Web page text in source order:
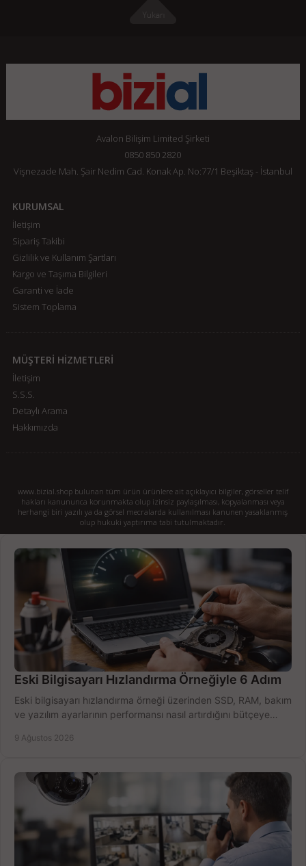
Avalon Bilişim Limited Şirketi
0850 850 2820
Vişnezade Mah. Şair Nedim Cad. Konak Ap. No:77/1 Beşiktaş - İstanbul
KURUMSAL
İletişim
Sipariş Takibi
Gizlilik ve Kullanım Şartları
Kargo ve Taşıma Bilgileri
Garanti ve İade
Sistem Toplama
MÜŞTERİ HİZMETLERİ
İletişim
S.S.S.
Detaylı Arama
Hakkımızda
www.bizial.shop bulunan tüm ürün ürünlere ait açıklayıcı bilgiler, görseller telif
hakları kanununca korunmakta olup izinsiz paylaşılması, kopyalanması veya
herhangi biri yazılı ya da görsel mecralarda kullanılması kanunen yasaklanmış
olup hukuki yaptırıma tabi tutulmaktadır.
Eski Bilgisayarı Hızlandırma Örneğiyle 6 Adım
Eski bilgisayarı hızlandırma örneği üzerinden SSD, RAM, bakım
ve yazılım ayarlarının performansı nasıl artırdığını bütçeye
9 Ağustos 2026